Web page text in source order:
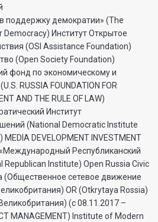
поддержку демократии» (The
Институт Открытое
(OSI Assistance Foundation)
(Open Society Foundation)
фонд по экономическому и
RUSSIA FOUNDATION FOR
AND THE RULE OF LAW)
Институт
(National Democratic Institute
DEVELOPMENT INVESTMENT
«Международный Республиканский
Republican Institute) Open Russia Civic
(Общественное сетевое движение
OR (Otkrytaya Rossia)
(с 08.11.2017 –
MANAGEMENT) Institute of Modern